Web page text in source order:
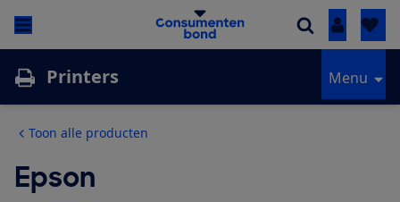
Inloggen
Printers Menu
Toon alle producten
Epson